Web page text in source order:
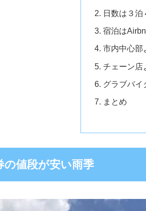
日数は３泊
宿泊は
市内中心部
チェーン店
グラブバイ
まとめ
の値段が安い雨季